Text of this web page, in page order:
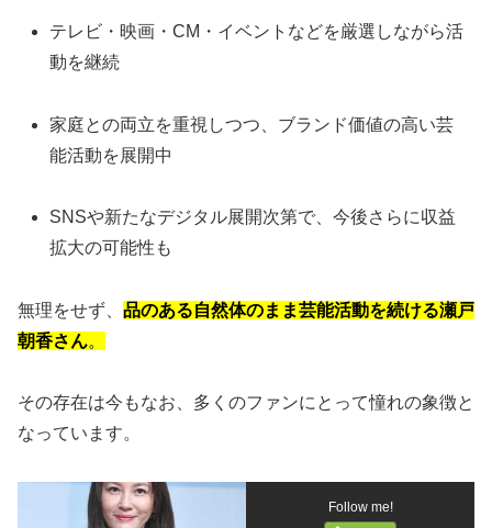
テレビ・映画・CM・イベントなどを厳選しながら活
動を継続
家庭との両立を重視しつつ、ブランド価値の高い芸
能活動を展開中
SNSや新たなデジタル展開次第で、今後さらに収益
拡大の可能性も
無理をせず、 品のある自然体のまま芸能活動を続ける瀬戸
朝香さん。
その存在は今もなお、多くのファンにとって憧れの象徴と
なっています。
Follow me!